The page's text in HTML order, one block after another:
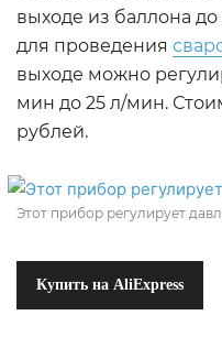
выходе из баллона
для проведения
выходе можно
мин до 25 л/мин.
рублей.
Этот прибор регулирует
Купить на AliExpress